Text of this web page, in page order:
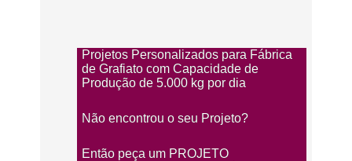
Projetos Personalizados para Fábrica
de Grafiato com Capacidade de
Produção de 5.000 kg por dia
Não encontrou o seu Projeto?
Então peça um PROJETO